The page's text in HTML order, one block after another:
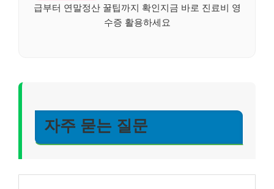
급부터 연말정산 꿀팁까지 확인지금 바로 진료비 영
수증 활용하세요
자주 묻는 질문